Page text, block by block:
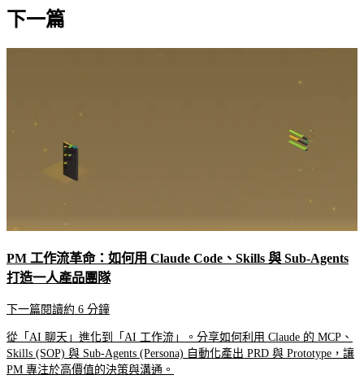
下一篇
PM 工作流革命：如何用 Claude Code、Skills 與 Sub-Agents
打造一人產品團隊
下一篇 閱讀約 6 分鐘
從「AI 聊天」進化到「AI 工作流」。分享如何利用 Claude 的 MCP、
Skills (SOP) 與 Sub-Agents (Persona) 自動化產出 PRD 與 Prototype，讓
PM 專注於高價值的決策與溝通。